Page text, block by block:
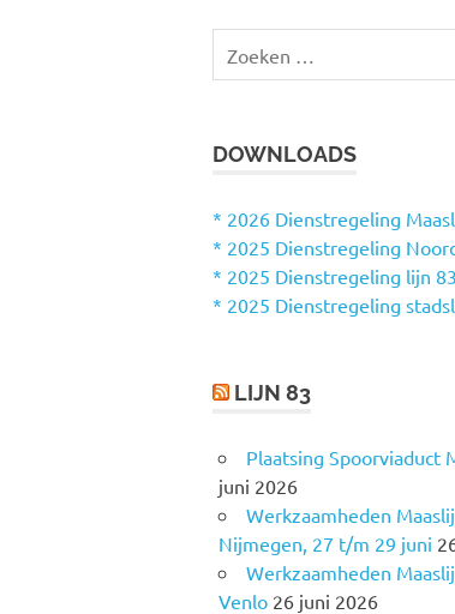
e
n
a
a
r
DOWNLOADS
* 2026 Dienstregeling
* 2025 Dienstregeling
* 2025 Dienstregeling lijn
* 2025 Dienstregeling
LIJN 83
Plaatsing Spoorviaduct
juni 2026
Werkzaamheden
Nijmegen, 27 t/m 29 juni
Werkzaamheden
Venlo 26 juni 2026